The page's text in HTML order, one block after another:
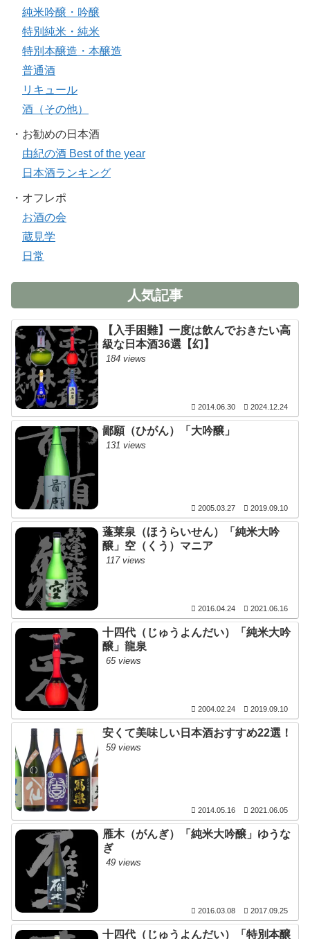
純米吟醸・吟醸
特別純米・純米
特別本醸造・本醸造
普通酒
リキュール
酒（その他）
・お勧めの日本酒
由紀の酒 Best of the year
日本酒ランキング
・オフレポ
お酒の会
蔵見学
日常
人気記事
【入手困難】一度は飲んでおきたい高
級な日本酒36選【幻】
184 views
2014.06.30 2024.12.24
鄙願（ひがん）「大吟醸」
131 views
2005.03.27 2019.09.10
蓬莱泉（ほうらいせん）「純米大吟
醸」空（くう）マニア
117 views
2016.04.24 2021.06.16
十四代（じゅうよんだい）「純米大吟
醸」龍泉
65 views
2004.02.24 2019.09.10
安くて美味しい日本酒おすすめ22選！
59 views
2014.05.16 2021.06.05
雁木（がんぎ）「純米大吟醸」ゆうな
ぎ
49 views
2016.03.08 2017.09.25
十四代（じゅうよんだい）「特別本醸